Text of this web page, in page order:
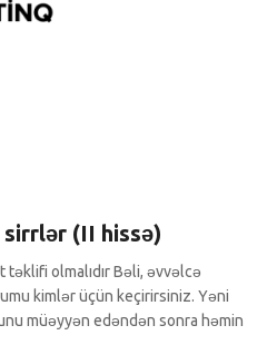
(II hissə)
olmalıdır Bəli, əvvəlcə
kimlər üçün keçirirsiniz. Yəni
müəyyən edəndən sonra həmin